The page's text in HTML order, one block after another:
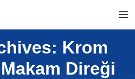
Krom
Direği